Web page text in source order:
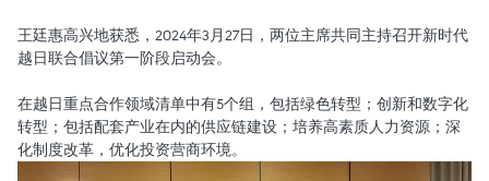
王廷惠高兴地获悉，2024年3月27日，两位主席共同主持召开新时代
越日联合倡议第一阶段启动会。
在越日重点合作领域清单中有5个组，包括绿色转型；创新和数字化
转型；包括配套产业在内的供应链建设；培养高素质人力资源；深
化制度改革，优化投资营商环境。